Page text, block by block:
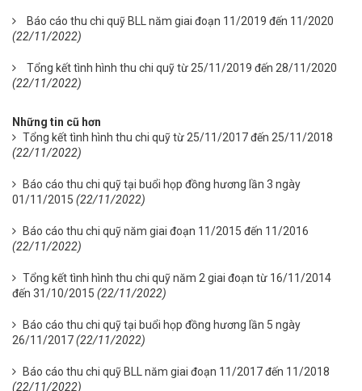
Báo cáo thu chi quỹ BLL năm giai đoạn 11/2019 đến 11/2020
(22/11/2022)
Tổng kết tình hình thu chi quỹ từ 25/11/2019 đến 28/11/2020
(22/11/2022)
Những tin cũ hơn
Tổng kết tình hình thu chi quỹ từ 25/11/2017 đến 25/11/2018
(22/11/2022)
Báo cáo thu chi quỹ tại buổi họp đồng hương lần 3 ngày
01/11/2015 (22/11/2022)
Báo cáo thu chi quỹ năm giai đoạn 11/2015 đến 11/2016
(22/11/2022)
Tổng kết tình hình thu chi quỹ năm 2 giai đoạn từ 16/11/2014
đến 31/10/2015 (22/11/2022)
Báo cáo thu chi quỹ tại buổi họp đồng hương lần 5 ngày
26/11/2017(22/11/2022)
Báo cáo thu chi quỹ BLL năm giai đoạn 11/2017 đến 11/2018
(22/11/2022)